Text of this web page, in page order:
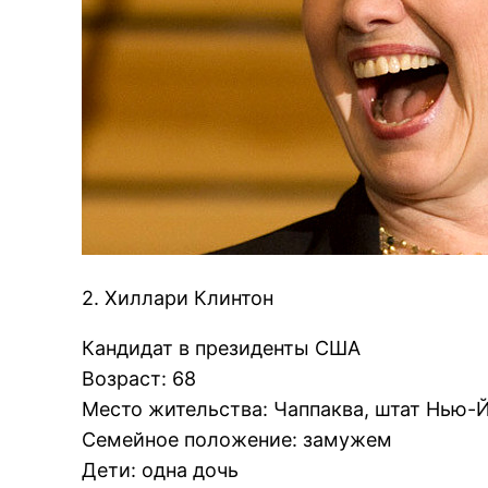
2. Хиллари Клинтон
Кандидат в президенты США
Возраст: 68
Место жительства: Чаппаква, штат Нью-
Семейное положение: замужем
Дети: одна дочь